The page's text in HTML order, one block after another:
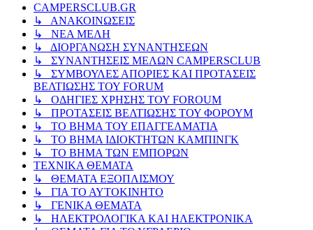
CAMPERSCLUB.GR
↳ ΑΝΑΚΟΙΝΩΣΕΙΣ
↳ ΝΕΑ ΜΕΛΗ
↳ ΔΙΟΡΓΑΝΩΣΗ ΣΥΝΑΝΤΗΣΕΩΝ
↳ ΣΥΝΑΝΤΗΣΕΙΣ ΜΕΛΩΝ CAMPERSCLUB
↳ ΣΥΜΒΟΥΛΕΣ ΑΠΟΡΙΕΣ ΚΑΙ ΠΡΟΤΑΣΕΙΣ
ΒΕΛΤΙΩΣΗΣ ΤΟΥ FORUM
↳ ΟΔΗΓΙΕΣ ΧΡΗΣΗΣ ΤΟΥ FOROUM
↳ ΠΡΟΤΑΣΕΙΣ ΒΕΛΤΙΩΣΗΣ ΤΟΥ ΦΟΡΟΥΜ
↳ ΤΟ ΒΗΜΑ ΤΟΥ ΕΠΑΓΓΕΛΜΑΤΙΑ
↳ ΤΟ ΒΗΜΑ ΙΔΙΟΚΤΗΤΩΝ ΚΑΜΠΙΝΓΚ
↳ ΤΟ ΒΗΜΑ ΤΩΝ ΕΜΠΟΡΩΝ
ΤΕΧΝΙΚΑ ΘΕΜΑΤΑ
↳ ΘΕΜΑΤΑ ΕΞΟΠΛΙΣΜΟΥ
↳ ΓΙΑ ΤΟ ΑΥΤΟΚΙΝΗΤΟ
↳ ΓΕΝΙΚΑ ΘΕΜΑΤΑ
↳ ΗΛΕΚΤΡΟΛΟΓΙΚΑ ΚΑΙ ΗΛΕΚΤΡΟΝΙΚΑ